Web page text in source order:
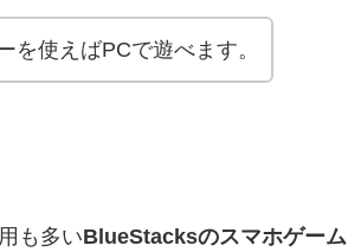
使えばPCで遊べます。
も多いBlueStacksのスマホゲーム